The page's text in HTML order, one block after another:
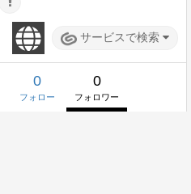
サービスで検索
0
フォロー
0
フォロワー